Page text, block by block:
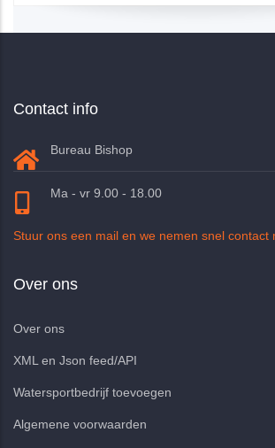
Contact info
Bureau Bishop
Ma - vr 9.00 - 18.00
Stuur ons een mail en we nemen snel contact
Over ons
Over ons
XML en Json feed/API
Watersportbedrijf toevoegen
Algemene voorwaarden